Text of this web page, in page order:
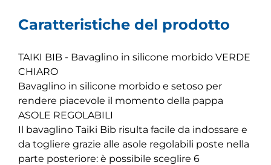
Caratteristiche del prodotto
TAIKI BIB - Bavaglino in silicone morbido VERDE
CHIARO
Bavaglino in silicone morbido e setoso per
rendere piacevole il momento della pappa
ASOLE REGOLABILI
Il bavaglino Taiki Bib risulta facile da indossare e
da togliere grazie alle asole regolabili poste nella
parte posteriore: è possibile sceglire 6